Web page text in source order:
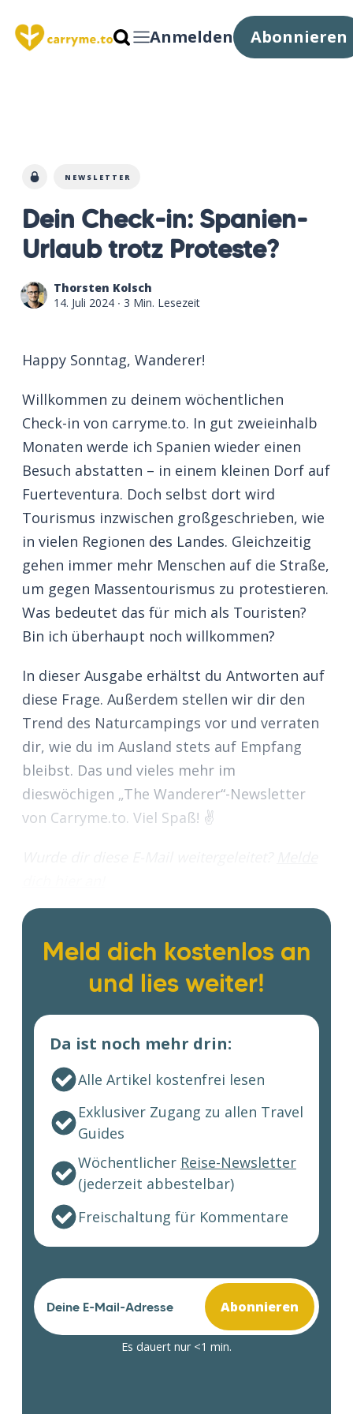
Anmelden Abonnieren
NEWSLETTER
Dein Check-in: Spanien-
Urlaub trotz Proteste?
Thorsten Kolsch
14. Juli 2024∙ 3 Min. Lesezeit
Happy Sonntag, Wanderer!
Willkommen zu deinem wöchentlichen
Check-in von carryme.to. In gut zweieinhalb
Monaten werde ich Spanien wieder einen
Besuch abstatten – in einem kleinen Dorf auf
Fuerteventura. Doch selbst dort wird
Tourismus inzwischen großgeschrieben, wie
in vielen Regionen des Landes. Gleichzeitig
gehen immer mehr Menschen auf die Straße,
um gegen Massentourismus zu protestieren.
Was bedeutet das für mich als Touristen?
Bin ich überhaupt noch willkommen?
In dieser Ausgabe erhältst du Antworten auf
diese Frage. Außerdem stellen wir dir den
Trend des Naturcampings vor und verraten
dir, wie du im Ausland stets auf Empfang
bleibst. Das und vieles mehr im
dieswöchigen „The Wanderer“-Newsletter
von Carryme.to. Viel Spaß! ✌️
Meld dich kostenlos an
und lies weiter!
Da ist noch mehr drin:
Alle Artikel kostenfrei lesen
Exklusiver Zugang zu allen Travel
Guides
Wöchentlicher Reise-Newsletter
(jederzeit abbestelbar)
Freischaltung für Kommentare
Abonnieren
Es dauert nur <1 min.